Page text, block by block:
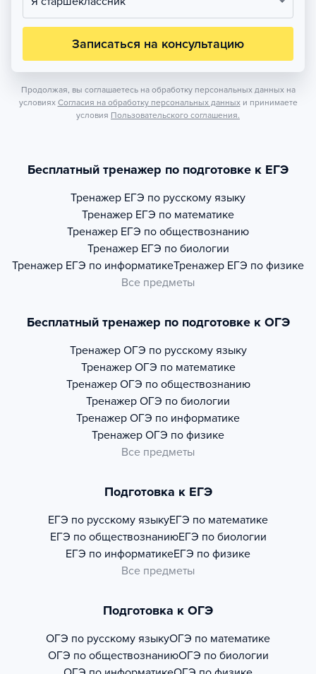
Записаться на консультацию
Продолжая, вы соглашаетесь на обработку персональных данных на
условиях Согласия на обработку персональных данных и принимаете
условия Пользовательского соглашения.
Бесплатный тренажер по подготовке к ЕГЭ
Тренажер ЕГЭ по русскому языку
Тренажер ЕГЭ по математике
Тренажер ЕГЭ по обществознанию
Тренажер ЕГЭ по биологии
Тренажер ЕГЭ по информатикеТренажер ЕГЭ по физике
Все предметы
Бесплатный тренажер по подготовке к ОГЭ
Тренажер ОГЭ по русскому языку
Тренажер ОГЭ по математике
Тренажер ОГЭ по обществознанию
Тренажер ОГЭ по биологии
Тренажер ОГЭ по информатике
Тренажер ОГЭ по физике
Все предметы
Подготовка к ЕГЭ
ЕГЭ по русскому языкуЕГЭ по математике
ЕГЭ по обществознаниюЕГЭ по биологии
ЕГЭ по информатикеЕГЭ по физике
Все предметы
Подготовка к ОГЭ
ОГЭ по русскому языкуОГЭ по математике
ОГЭ по обществознаниюОГЭ по биологии